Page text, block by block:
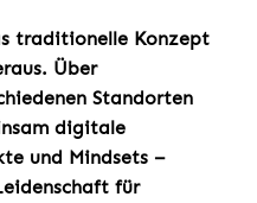
traditionelle Konzept
Über
Standorten
digitale
und Mindsets –
für